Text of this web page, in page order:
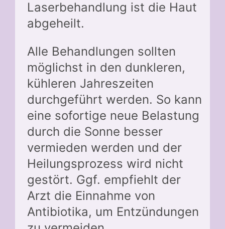
Laserbehandlung ist die Haut
abgeheilt.
Alle Behandlungen sollten
möglichst in den dunkleren,
kühleren Jahreszeiten
durchgeführt werden. So kann
eine sofortige neue Belastung
durch die Sonne besser
vermieden werden und der
Heilungsprozess wird nicht
gestört. Ggf. empfiehlt der
Arzt die Einnahme von
Antibiotika, um Entzündungen